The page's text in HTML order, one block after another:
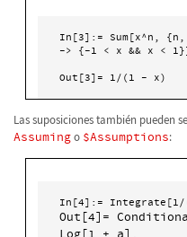
In[3]:= Sum[x^n,
-> {-1 < x && x <
Out[3]= 1/(1 - x)
Las suposiciones también pueden
Assumingo $Assumptions:
In[4]:=
Out[4]=